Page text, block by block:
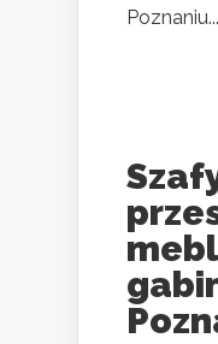
Poznaniu...